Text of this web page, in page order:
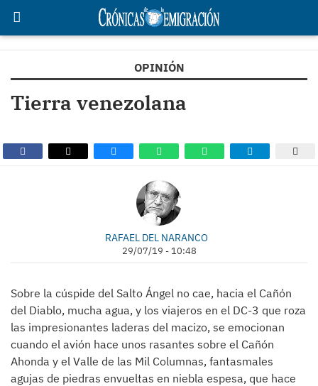
OPINIÓN
Tierra venezolana
RAFAEL DEL NARANCO
29/07/19 - 10:48
Sobre la cúspide del Salto Ángel no cae, hacia el Cañón
del Diablo, mucha agua, y los viajeros en el DC-3 que roza
las impresionantes laderas del macizo, se emocionan
cuando el avión hace unos rasantes sobre el Cañón
Ahonda y el Valle de las Mil Columnas, fantasmales
agujas de piedras envueltas en niebla espesa, que hace